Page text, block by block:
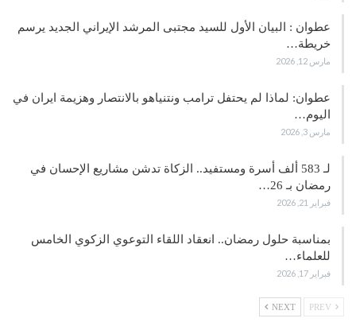
عطوان : البيان الأول للسيد مجتبى المرشد الإيراني الجديد يرسم
خريطة…
مارس 12, 2026
عطوان: لماذا لم يحتفل ترامب ونتنياهو بالانتصار وهزيمة ايران في
اليوم…
مارس 3, 2026
لـ 583 ألف أسرة ومستفيد.. الزكاة تدشن مشاريع الإحسان في
رمضان بـ 26…
فبراير 21, 2026
بمناسبة حلول رمضان.. انعقاد اللقاء التوعوي الزكوي الخامس
للعلماء…
فبراير 17, 2026
NEXT